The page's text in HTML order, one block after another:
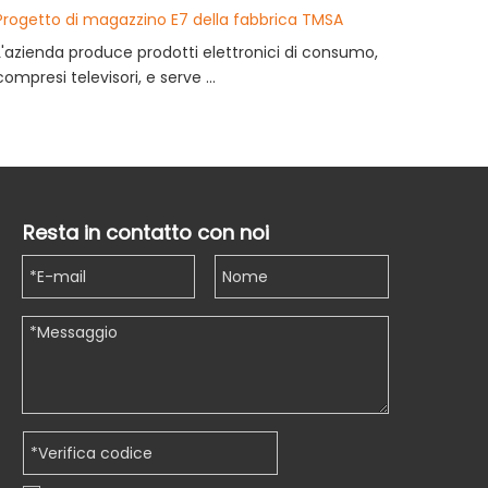
di magazzino E7 della fabbrica TMSA
produce prodotti elettronici di consumo,
televisori, e serve ...
Resta in contatto con noi